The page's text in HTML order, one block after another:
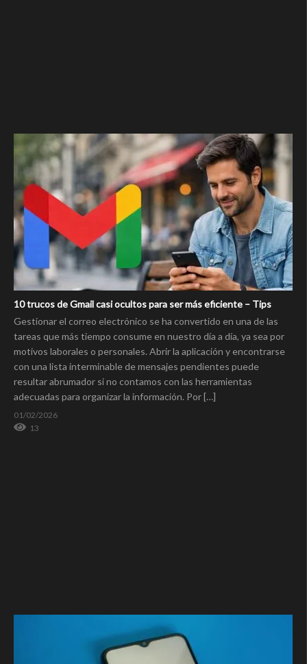
10 trucos de Gmail casi ocultos para ser más eficiente – Tips
Gestionar el correo electrónico se ha convertido en una de las
tareas que más tiempo consume en nuestro día a día, ya sea por
motivos laborales o personales. Abrir la aplicación y encontrarse
con una lista interminable de mensajes pendientes puede
resultar abrumador si no contamos con las herramientas
adecuadas para organizar la información. Por […]
01/02/2026
13